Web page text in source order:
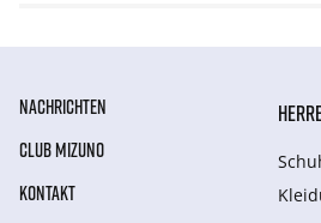
NACHRICHTEN
CLUB MIZUNO
KONTAKT